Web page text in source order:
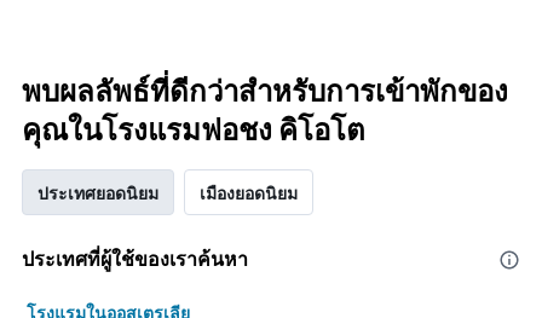
พบผลลัพธ์ที่ดีกว่าสำหรับการเข้าพักของ
คุณในโรงแรมฟอชง คิโอโต
ประเทศยอดนิยม เมืองยอดนิยม
ประเทศที่ผู้ใช้ของเราค้นหา
โรงแรมในออสเตรเลีย